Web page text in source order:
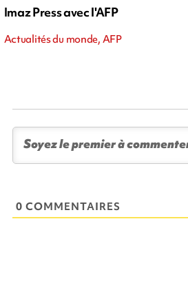
Imaz Press avec l'AFP
Actualités du monde, AFP
0 COMMENTAIRES